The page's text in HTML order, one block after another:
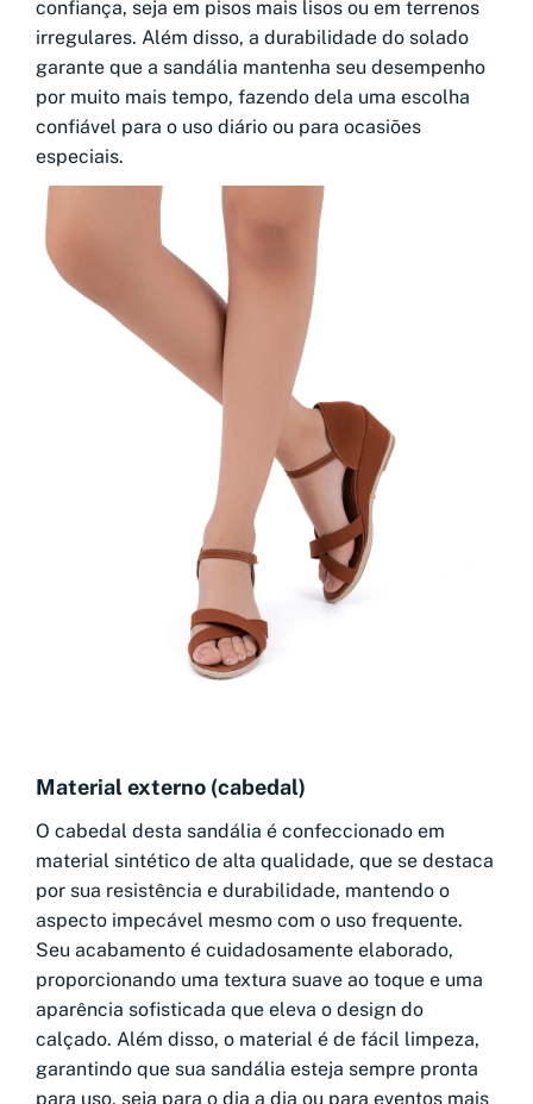
confiança, seja em pisos mais lisos ou em terrenos
irregulares. Além disso, a durabilidade do solado
garante que a sandália mantenha seu desempenho
por muito mais tempo, fazendo dela uma escolha
confiável para o uso diário ou para ocasiões
especiais.
Material externo (cabedal)
O cabedal desta sandália é confeccionado em
material sintético de alta qualidade, que se destaca
por sua resistência e durabilidade, mantendo o
aspecto impecável mesmo com o uso frequente.
Seu acabamento é cuidadosamente elaborado,
proporcionando uma textura suave ao toque e uma
aparência sofisticada que eleva o design do
calçado. Além disso, o material é de fácil limpeza,
garantindo que sua sandália esteja sempre pronta
para uso, seja para o dia a dia ou para eventos mais